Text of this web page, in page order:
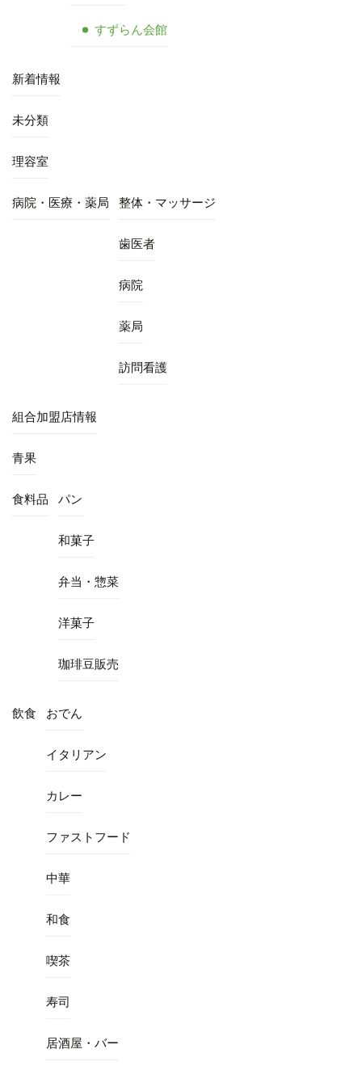
すずらん会館
新着情報
未分類
理容室
病院・医療・薬局 整体・マッサージ
歯医者
病院
薬局
訪問看護
組合加盟店情報
青果
食料品 パン
和菓子
弁当・惣菜
洋菓子
珈琲豆販売
飲食 おでん
イタリアン
カレー
ファストフード
中華
和食
喫茶
寿司
居酒屋・バー